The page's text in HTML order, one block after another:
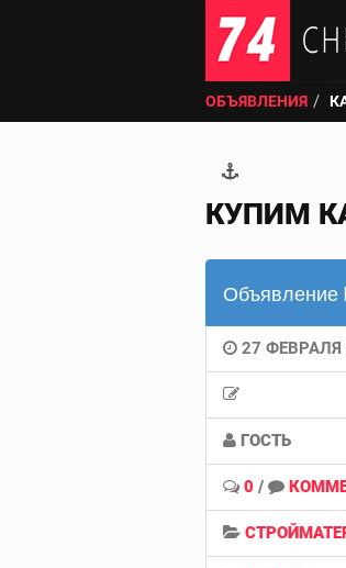
ОБЪЯВЛЕНИЯ
КУПИМ
27 ФЕВРАЛЯ
ГОСТЬ
0 /